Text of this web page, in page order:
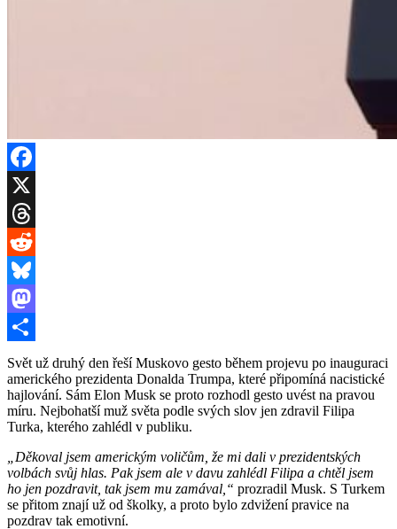
Facebook
X
Threads
Reddit
Bluesky
Mastodon
Share
Svět už druhý den řeší Muskovo gesto během projevu po inauguraci
amerického prezidenta Donalda Trumpa, které připomíná nacistické
hajlování. Sám Elon Musk se proto rozhodl gesto uvést na pravou
míru. Nejbohatší muž světa podle svých slov jen zdravil Filipa
Turka, kterého zahlédl v publiku.
„Děkoval jsem americkým voličům, že mi dali v prezidentských
volbách svůj hlas. Pak jsem ale v davu zahlédl Filipa a chtěl jsem
ho jen pozdravit, tak jsem mu zamával,“ prozradil Musk. S Turkem
se přitom znají už od školky, a proto bylo zdvižení pravice na
pozdrav tak emotivní.